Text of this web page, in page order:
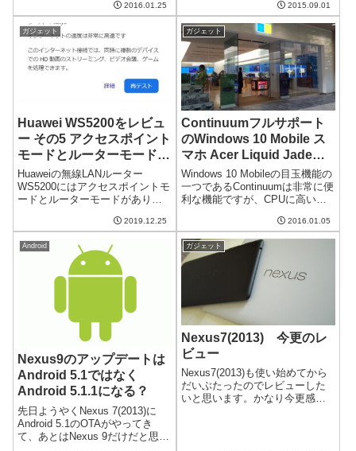
GoogleがこれまでにAndroidで稼
いだ収入の額です。かなりの額
を稼いでいるのですが、なんと
アップルはその額をたった4...
2016.01.25
Snapdragon 820がこの機能をサ
ポートするそうです。どのよう
な...
2015.09.01
ガジェット
Huawei WS5200をレビュ
ー その5 アクセスポイント
モードとルーターモードの
速度差編
Huaweiの無線LANルーター
WS5200にはアクセスポイントモ
ードとルーターモードがありま
ードですが、ルーターの処理能
可能性があります。試しに速度
を計測してみました。Huawei...
2019.12.25
ガジェット
Continuumフルサポート
のWindows 10 Mobile ス
マホ Acer Liquid Jade
Primo のスペック、価格、
発売予定が公表される
Windows 10 Mobileの目玉機能の
一つであるContinuumは非常に便
利な機能ですが、CPUに高いス
できる端末は数えるほどしかあ
りません。そんなスマホの中の1
つ、Acer Liquid Jade P...
2016.01.05
Android
Nexus9のアップデートは
Android 5.1ではなく
Android 5.1.1になる？
先日ようやくNexus 7(2013)に
Android 5.1のOTAがやってき
て、あとはNexus 9だけだと思っ
ガジェット
Nexus7(2013) 今更のレ
ビュー
Nexus7(2013)も使い始めてから
だいぶたったのでレビューした
いと思います。かなり今更感が